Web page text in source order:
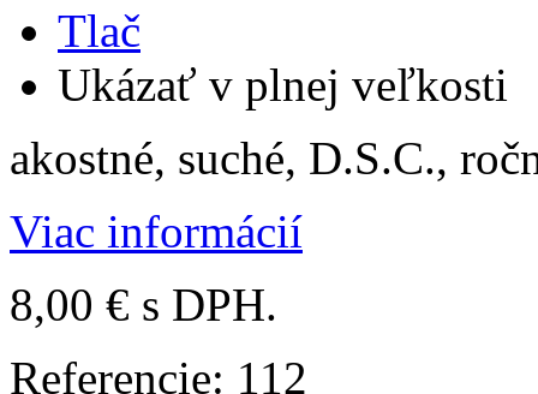
Tlač
Ukázať v plnej veľkosti
akostné, suché, D.S.C.,
Viac informácií
8,00 € s DPH.
Referencie: 112